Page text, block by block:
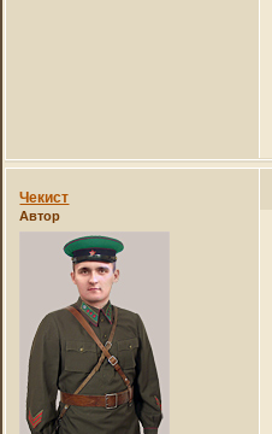
Чекист
Автор